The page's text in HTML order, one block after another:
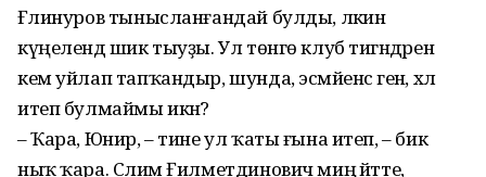
Ғәлинуров тынысланғандай булды, ләкин
күңелендә шик тыуҙы. Ул төнгө клуб тигәндәрен
кем уйлап тапҡандыр, шунда, эсмәйенсә генә, хәл
итеп булмаймы икән?
– Ҡара, Юнир, – тине ул ҡаты ғына итеп, – бик
ныҡ ҡара. Сәлим Ғилметдинович миңә әйтте,